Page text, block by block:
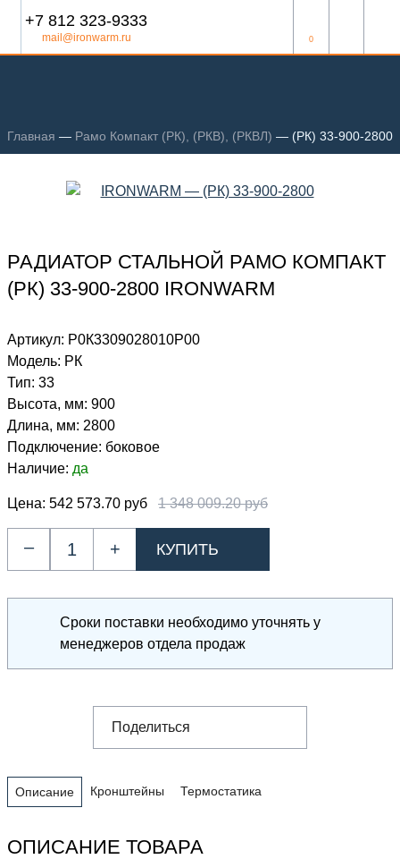
+7 812 323-9333
mail@ironwarm.ru 0
Главная — Рамо Компакт (РК), (РКВ), (РКВЛ) — (РК) 33-900-2800
РАДИАТОР СТАЛЬНОЙ РАМО КОМПАКТ
(РК) 33-900-2800 IRONWARM
Артикул: Р0К3309028010P00
Модель: РК
Тип: 33
Высота, мм: 900
Длина, мм: 2800
Подключение: боковое
Наличие: да
Цена: 542 573.70 руб 1 348 009.20 руб
– +
Сроки поставки необходимо уточнять у
менеджеров отдела продаж
Поделиться
Описание Кронштейны Термостатика
ОПИСАНИЕ ТОВАРА